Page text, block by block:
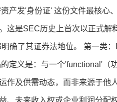
产发'身份证' 这份文件最核心
这是SEC历史上首次以正式解
明确了其证券法地位。 第一类
定义是：与一个'functional'（
作及供需动态，而非来源于他
、未来收入权或企业利润分配